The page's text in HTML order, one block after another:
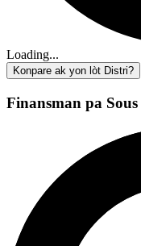
Loading...
Konpare ak yon lòt Distri?
Finansman pa Sous